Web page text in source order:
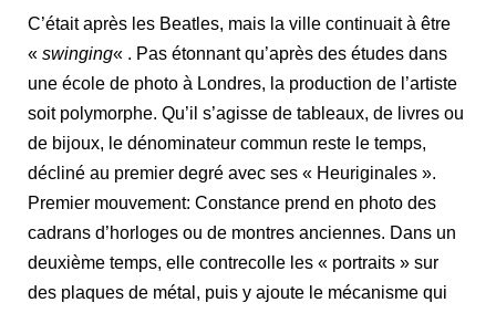
C’était après les Beatles, mais la ville continuait à être
« swinging« . Pas étonnant qu’après des études dans
une école de photo à Londres, la production de l’artiste
soit polymorphe. Qu’il s’agisse de tableaux, de livres ou
de bijoux, le dénominateur commun reste le temps,
décliné au premier degré avec ses « Heuriginales ».
Premier mouvement: Constance prend en photo des
cadrans d’horloges ou de montres anciennes. Dans un
deuxième temps, elle contrecolle les « portraits » sur
des plaques de métal, puis y ajoute le mécanisme qui